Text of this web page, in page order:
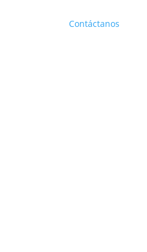
Contáctanos